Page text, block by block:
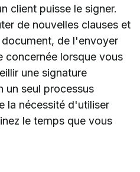
client puisse le signer.
de nouvelles clauses et
de l'envoyer
concernée lorsque vous
une signature
un seul processus
la nécessité d'utiliser
le temps que vous